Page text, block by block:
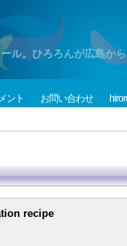
ル。ひろろんが広島か
ント お問い合わせ
recipe